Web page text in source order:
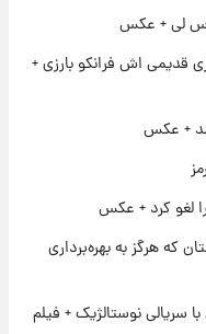
نوجوانی؛ اواخر دهه
شد
لی + عکس
قدیمی اش فرانکو بارزی +
+ عکس
لغو کرد + عکس
که هرگز به بهره‌برداری
سریالی نوستالژیک + فیلم